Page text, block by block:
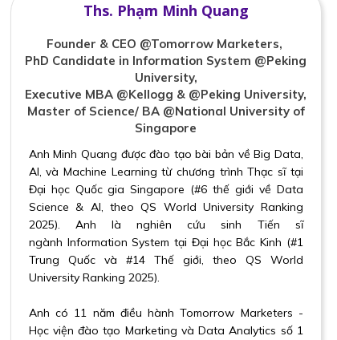
Ths. Phạm Minh Quang
Founder & CEO @Tomorrow Marketers,
PhD Candidate in Information System @Peking
University,
Executive MBA @Kellogg & @Peking University,
Master of Science/ BA @National University of
Singapore
Anh Minh Quang được đào tạo bài bản về Big Data,
AI, và Machine Learning từ chương trình Thạc sĩ tại
Đại học Quốc gia Singapore (#6 thế giới về Data
Science & AI, theo QS World University Ranking
2025). Anh là nghiên cứu sinh Tiến sĩ
ngành Information System tại Đại học Bắc Kinh (#1
Trung Quốc và #14 Thế giới, theo QS World
University Ranking 2025).
Anh có 11 năm điều hành Tomorrow Marketers -
Học viện đào tạo Marketing và Data Analytics số 1